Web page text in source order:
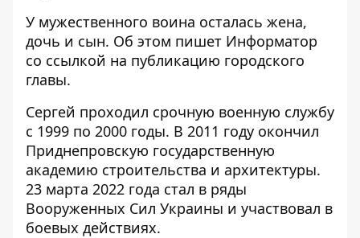
У мужественного воина осталась жена,
дочь и сын. Об этом пишет Информатор
со ссылкой на публикацию городского
главы.
Сергей проходил срочную военную службу
с 1999 по 2000 годы. В 2011 году окончил
Приднепровскую государственную
академию строительства и архитектуры.
23 марта 2022 года стал в ряды
Вооруженных Сил Украины и участвовал в
боевых действиях.